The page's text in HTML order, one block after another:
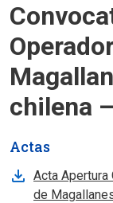
chilena
Actas
Acta Apertura
de